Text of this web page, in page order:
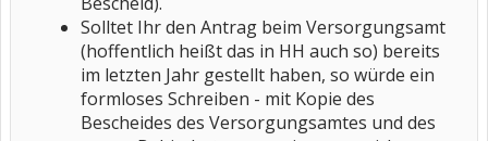
Solltet Ihr den Antrag beim Versorgungsamt
(hoffentlich heißt das in HH auch so) bereits
im letzten Jahr gestellt haben, so würde ein
formloses Schreiben - mit Kopie des
Bescheides des Versorgungsamtes und des